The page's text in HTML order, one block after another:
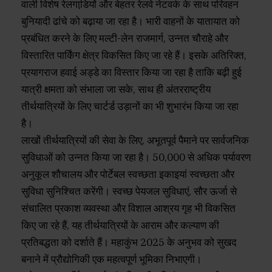
वाली विशेष रेलगाडि़यों और बेहतर रेलवे नेटवर्क के साथ परिवहन
बुनियादी ढांचे को बढ़ाया जा रहा है। भारी वाहनों के यातायात को
प्रबंधित करने के लिए मल्टी-लेन राजमार्ग, उन्नत चौराहे और
विस्तारित पार्किंग क्षेत्र विकसित किए जा रहे हैं। इसके अतिरिक्त,
प्रयागराज हवाई अड्डे का विस्तार किया जा रहा है ताकि बढ़ी हुई
यात्री क्षमता को संभाला जा सके, साथ ही अंतरराष्ट्रीय
तीर्थयात्रियों के लिए चार्टर्ड उड़ानों का भी शुभारंभ किया जा रहा
है।
लाखों तीर्थयात्रियों की सेवा के लिए, अभूतपूर्व पैमाने पर सार्वजनिक
सुविधाओं को उन्नत किया जा रहा है। 50,000 से अधिक पर्यावरण
अनुकूल शौचालय और पोर्टेबल स्वच्छता इकाइयां स्वच्छता और
सुविधा सुनिश्चित करेंगी। स्वच्छ पेयजल सुविधाएं, सौर ऊर्जा से
संचालित प्रकाश व्‍यवस्‍था और विशाल आश्रय गृह भी विकसित
किए जा रहे हैं, यह तीर्थयात्रियों के आराम और कल्याण की
प्रतिबद्धता को दर्शाते हैं। महाकुंभ 2025 के अनुभव को सुखद
बनाने में प्रौद्योगिकी एक महत्वपूर्ण भूमिका निभाएगी।